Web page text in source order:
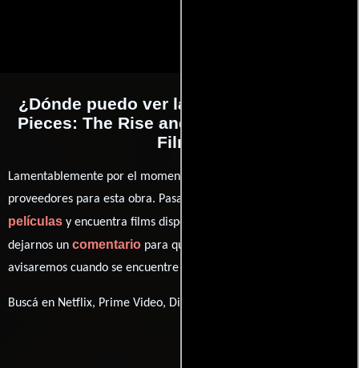
¿Dónde puedo ver la películas Going to
Pieces: The Rise and Fall of the Slasher
Film?
Lamentablemente por el momento no contamos con enlaces a
proveedores para esta obra. Pasa por nuestro catálogo de
películas y encuentra films disponibles. También puedes
dejarnos un comentario para que le demos prioridad y te
avisaremos cuando se encuentre disponible
Buscá en Netflix, Prime Video, Disney+